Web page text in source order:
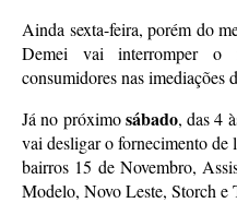
Ainda sexta-feira, porém do
Demei vai interromper o
consumidores nas imediações
Já no próximosábado, das 4
vai desligar o fornecimento de
bairros 15 de Novembro,
Modelo, Novo Leste, Storch e